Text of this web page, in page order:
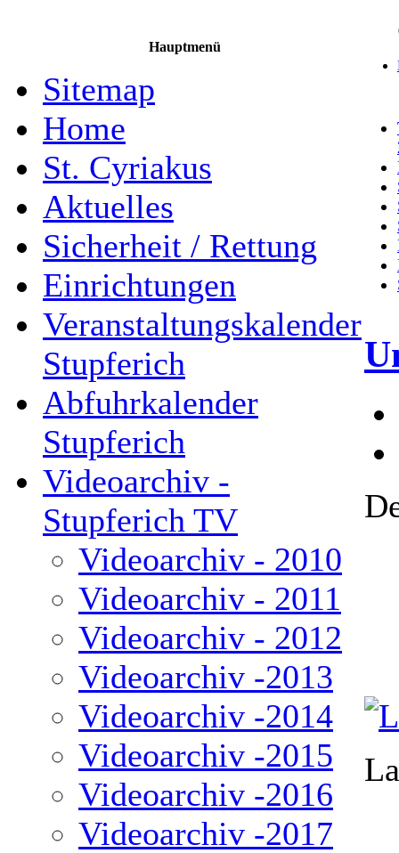
Hauptmenü
Sitemap
Home
St. Cyriakus
Aktuelles
Sicherheit / Rettung
Einrichtungen
Veranstaltungskalender
Stupferich
Abfuhrkalender
Stupferich
Videoarchiv -
Stupferich TV
Videoarchiv - 2010
Videoarchiv - 2011
Videoarchiv - 2012
Videoarchiv -2013
Videoarchiv -2014
Videoarchiv -2015
Videoarchiv -2016
Videoarchiv -2017